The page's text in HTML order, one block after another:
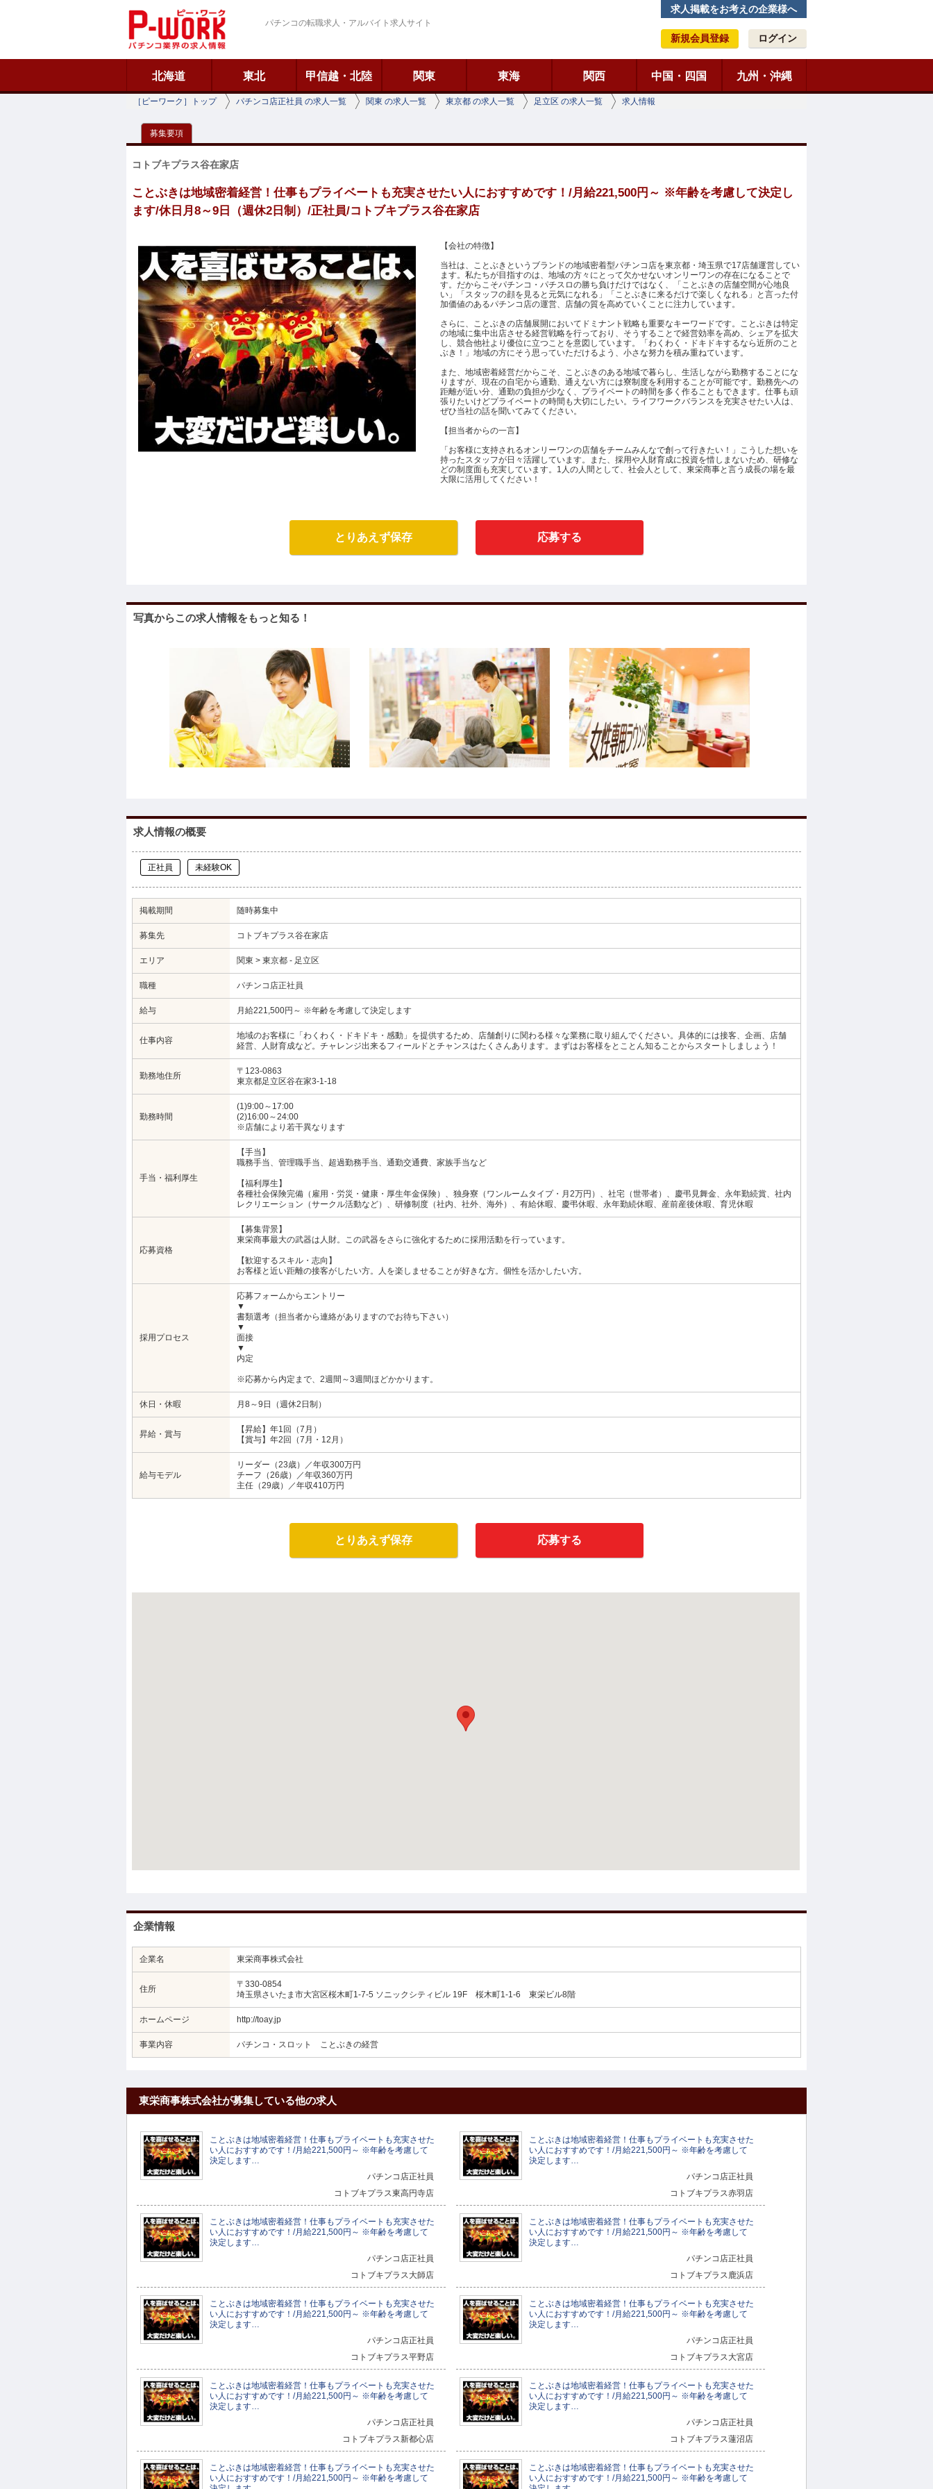
パチンコの転職求人・アルバイト求人サイト
求人掲載をお考えの企業様へ
新規会員登録 ログイン
北海道 東北 甲信越・北陸 関東 東海 関西 中国・四国 九州・沖縄
［ピーワーク］トップ パチンコ店正社員 の求人一覧 関東 の求人一覧 東京都 の求人一覧 足立区 の求人一覧 求人情報
募集要項
コトブキプラス谷在家店
ことぶきは地域密着経営！仕事もプライベートも充実させたい人におすすめです！/月給221,500円～ ※年齢を考慮して決定し
ます/休日月8～9日（週休2日制）/正社員/コトブキプラス谷在家店
【会社の特徴】
当社は、ことぶきというブランドの地域密着型パチンコ店を東京都・埼玉県で17店舗運営してい
ます。私たちが目指すのは、地域の方々にとって欠かせないオンリーワンの存在になることで
す。だからこそパチンコ・パチスロの勝ち負けだけではなく、「ことぶきの店舗空間が心地良
い」「スタッフの顔を見ると元気になれる」「ことぶきに来るだけで楽しくなれる」と言った付
加価値のあるパチンコ店の運営、店舗の質を高めていくことに注力しています。
さらに、ことぶきの店舗展開においてドミナント戦略も重要なキーワードです。ことぶきは特定
の地域に集中出店させる経営戦略を行っており、そうすることで経営効率を高め、シェアを拡大
し、競合他社より優位に立つことを意図しています。「わくわく・ドキドキするなら近所のこと
ぶき！」地域の方にそう思っていただけるよう、小さな努力を積み重ねています。
また、地域密着経営だからこそ、ことぶきのある地域で暮らし、生活しながら勤務することにな
りますが、現在の自宅から通勤、通えない方には寮制度を利用することが可能です。勤務先への
距離が近い分、通勤の負担が少なく、プライベートの時間を多く作ることもできます。仕事も頑
張りたいけどプライベートの時間も大切にしたい。ライフワークバランスを充実させたい人は、
ぜひ当社の話を聞いてみてください。
【担当者からの一言】
「お客様に支持されるオンリーワンの店舗をチームみんなで創って行きたい！」こうした想いを
持ったスタッフが日々活躍しています。また、採用や人財育成に投資を惜しまないため、研修な
どの制度面も充実しています。1人の人間として、社会人として、東栄商事と言う成長の場を最
大限に活用してください！
とりあえず保存 応募する
写真からこの求人情報をもっと知る！
求人情報の概要
正社員 未経験OK
掲載期間 随時募集中
募集先 コトブキプラス谷在家店
エリア 関東 > 東京都 - 足立区
職種 パチンコ店正社員
給与 月給221,500円～ ※年齢を考慮して決定します
仕事内容
地域のお客様に「わくわく・ドキドキ・感動」を提供するため、店舗創りに関わる様々な業務に取り組んでください。具体的には接客、企画、店舗
経営、人財育成など。チャレンジ出来るフィールドとチャンスはたくさんあります。まずはお客様をとことん知ることからスタートしましょう！
勤務地住所
〒123-0863
東京都足立区谷在家3-1-18
勤務時間
(1)9:00～17:00
(2)16:00～24:00
※店舗により若干異なります
手当・福利厚生
【手当】
職務手当、管理職手当、超過勤務手当、通勤交通費、家族手当など
【福利厚生】
各種社会保険完備（雇用・労災・健康・厚生年金保険）、独身寮（ワンルームタイプ・月2万円）、社宅（世帯者）、慶弔見舞金、永年勤続賞、社内
レクリエーション（サークル活動など）、研修制度（社内、社外、海外）、有給休暇、慶弔休暇、永年勤続休暇、産前産後休暇、育児休暇
応募資格
【募集背景】
東栄商事最大の武器は人財。この武器をさらに強化するために採用活動を行っています。
【歓迎するスキル・志向】
お客様と近い距離の接客がしたい方。人を楽しませることが好きな方。個性を活かしたい方。
採用プロセス
応募フォームからエントリー
▼
書類選考（担当者から連絡がありますのでお待ち下さい）
▼
面接
▼
内定
※応募から内定まで、2週間～3週間ほどかかります。
休日・休暇 月8～9日（週休2日制）
昇給・賞与
【昇給】年1回（7月）
【賞与】年2回（7月・12月）
給与モデル
リーダー（23歳）／年収300万円
チーフ（26歳）／年収360万円
主任（29歳）／年収410万円
とりあえず保存 応募する
企業情報
企業名 東栄商事株式会社
住所
〒330-0854
埼玉県さいたま市大宮区桜木町1-7-5 ソニックシティビル 19F 桜木町1-1-6 東栄ビル8階
ホームページ http://toay.jp
事業内容 パチンコ・スロット ことぶきの経営
東栄商事株式会社が募集している他の求人
ことぶきは地域密着経営！仕事もプライベートも充実させた
い人におすすめです！/月給221,500円～ ※年齢を考慮して
決定します…
パチンコ店正社員
コトブキプラス東高円寺店
ことぶきは地域密着経営！仕事もプライベートも充実させた
い人におすすめです！/月給221,500円～ ※年齢を考慮して
決定します…
パチンコ店正社員
コトブキプラス赤羽店
ことぶきは地域密着経営！仕事もプライベートも充実させた
い人におすすめです！/月給221,500円～ ※年齢を考慮して
決定します…
パチンコ店正社員
コトブキプラス大師店
ことぶきは地域密着経営！仕事もプライベートも充実させた
い人におすすめです！/月給221,500円～ ※年齢を考慮して
決定します…
パチンコ店正社員
コトブキプラス鹿浜店
ことぶきは地域密着経営！仕事もプライベートも充実させた
い人におすすめです！/月給221,500円～ ※年齢を考慮して
決定します…
パチンコ店正社員
コトブキプラス平野店
ことぶきは地域密着経営！仕事もプライベートも充実させた
い人におすすめです！/月給221,500円～ ※年齢を考慮して
決定します…
パチンコ店正社員
コトブキプラス大宮店
ことぶきは地域密着経営！仕事もプライベートも充実させた
い人におすすめです！/月給221,500円～ ※年齢を考慮して
決定します…
パチンコ店正社員
コトブキプラス新都心店
ことぶきは地域密着経営！仕事もプライベートも充実させた
い人におすすめです！/月給221,500円～ ※年齢を考慮して
決定します…
パチンコ店正社員
コトブキプラス蓮沼店
ことぶきは地域密着経営！仕事もプライベートも充実させた
い人におすすめです！/月給221,500円～ ※年齢を考慮して
ことぶきは地域密着経営！仕事もプライベートも充実させた
い人におすすめです！/月給221,500円～ ※年齢を考慮して